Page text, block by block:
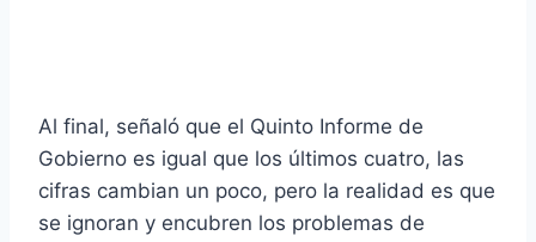
Al final, señaló que el Quinto Informe de
Gobierno es igual que los últimos cuatro, las
cifras cambian un poco, pero la realidad es que
se ignoran y encubren los problemas de